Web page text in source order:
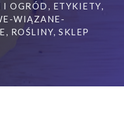
I OGRÓD , ETYKIETY,
WIĄZANE-
, ROŚLINY, SKLEP